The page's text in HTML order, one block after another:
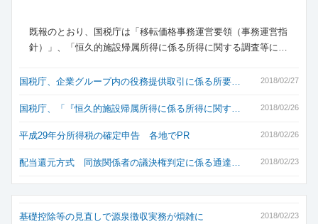
既報のとおり、国税庁は「移転価格事務運営要領（事務運営指
針）」、「恒久的施設帰属所得に係る所得に関する調査等に…
2018/02/27
国税庁、企業グループ内の役務提供取引に係る所要…
2018/02/26
国税庁、「『恒久的施設帰属所得に係る所得に関す…
2018/02/26
平成29年分所得税の確定申告 各地でPR
2018/02/23
配当還元方式 同族関係者の議決権判定に係る通達…
2018/02/23
基礎控除等の見直しで源泉徴収実務が煩雑に